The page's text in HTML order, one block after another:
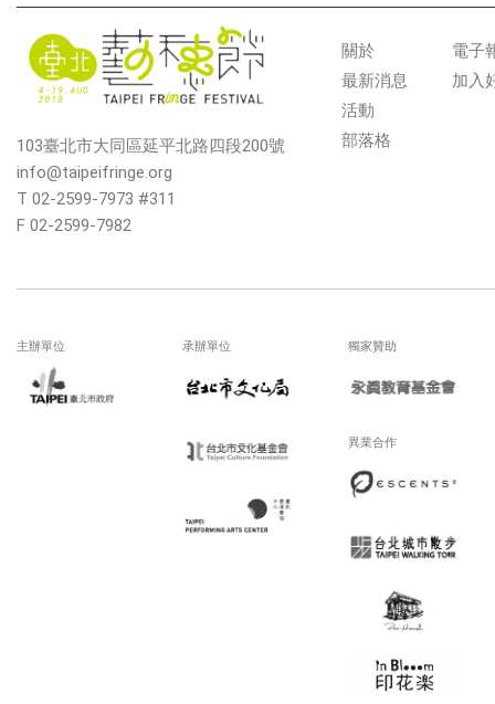
103臺北市大同區延平北路四段200號
info@taipeifringe.org
T 02-2599-7973 #311
F 02-2599-7982
關於
最新消息
活動
部落格
電子
加入
主辦單位 承辦單位 獨家贊助
異業合作